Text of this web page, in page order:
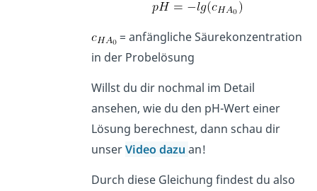
= anfängliche Säurekonzentration
in der Probelösung
Willst du dir nochmal im Detail
ansehen, wie du den pH-Wert einer
Lösung berechnest, dann schau dir
unserVideo dazuan!
Durch diese Gleichung findest du also